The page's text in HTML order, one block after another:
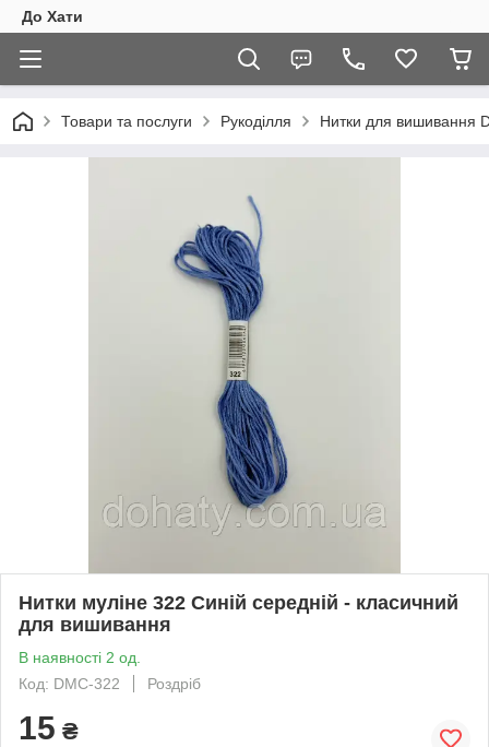
До Хати
Товари та послуги Рукоділля Нитки для вишивання
Нитки муліне 322 Синій середній - класичний
для вишивання
В наявності 2 од.
Код: DMC-322
Роздріб
15 ₴